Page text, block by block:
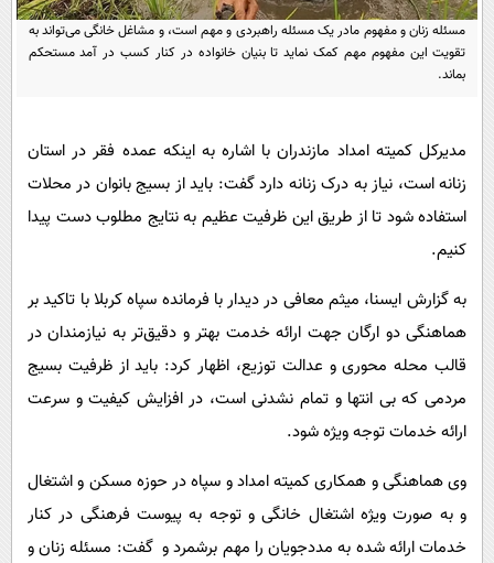
مجله تصویری سلاح
ورزش
سیاست
گوناگون
حوادث
سلامت
فرهنگی
بین الملل
سیاست خارجی
خواندنی ها و دیدنی ها
داستان کوتاه
آشپزی
دانلود
آموزش زبان
مسئله زنان و مفهوم مادر یک مسئله راهبردی و مهم است، و مشاغل خانگی می‌تواند به
تقویت این مفهوم مهم کمک نماید تا بنیان خانواده در کنار کسب در آمد مستحکم
بماند.
مدیرکل کمیته امداد مازندران با اشاره به اینکه عمده فقر در استان
زنانه است، نیاز به درک زنانه دارد گفت: باید از بسیج بانوان در محلات
استفاده شود تا از طریق این ظرفیت عظیم به نتایج مطلوب دست پیدا
کنیم.
به گزارش ایسنا، میثم معافی در دیدار با فرمانده سپاه کربلا با تاکید بر
هماهنگی دو ارگان جهت ارائه خدمت بهتر و دقیق‌تر به نیازمندان در
قالب محله محوری و عدالت توزیع، اظهار کرد: باید از ظرفیت بسیج
مردمی که بی انتها و تمام نشدنی است، در افزایش کیفیت و سرعت
ارائه خدمات توجه ویژه شود.
وی هماهنگی و همکاری کمیته امداد و سپاه در حوزه مسکن و اشتغال
و به صورت ویژه اشتغال خانگی و توجه به پیوست فرهنگی در کنار
خدمات ارائه شده به مددجویان را مهم برشمرد و گفت: مسئله زنان و